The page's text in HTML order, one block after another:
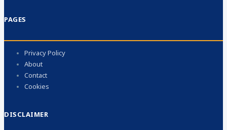
PAGES
Privacy Policy
About
Contact
Cookies
DISCLAIMER